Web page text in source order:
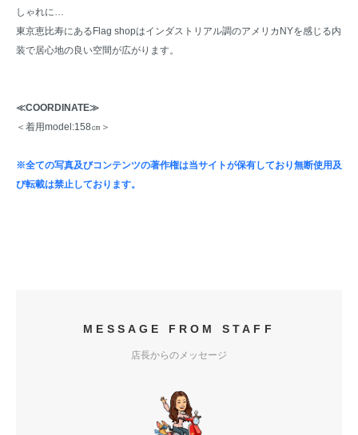
しゃれに…
東京恵比寿にあるFlag shopはインダストリアル調のアメリカNYを感じる内
装で居心地の良い空間が広がります。
≪COORDINATE≫
＜着用model:158㎝＞
※全ての写真及びコンテンツの著作権は当サイトが保有しており無断使用及
び転載は禁止しております。
MESSAGE FROM STAFF
店長からのメッセージ